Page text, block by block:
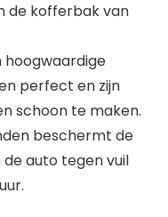
de kofferbak van
hoogwaardige
perfect en zijn
schoon te maken.
beschermt de
auto tegen vuil